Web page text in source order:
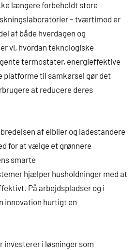
længere forbeholdt store
– tværtimod er
af både hverdagen og
vi, hvordan teknologiske
termostater, energieffektive
platforme til samkørsel gør det
at reducere deres
af elbiler og ladestandere
for at vælge et grønnere
smarte
hjælper husholdninger med at
På arbejdspladser og i
innovation hurtigt en
investerer i løsninger som